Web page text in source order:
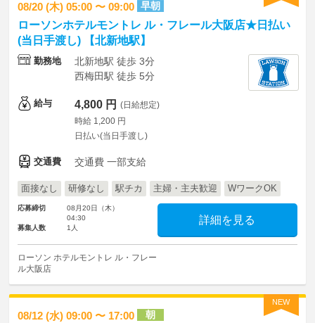
08/20 (木) 05:00 〜 09:00 早朝
ローソンホテルモントレ ル・フレール大阪店★日払い
(当日手渡し) 【北新地駅】
勤務地
北新地駅 徒歩 3分
西梅田駅 徒歩 5分
給与 4,800 円 (日給想定)
時給 1,200 円
日払い(当日手渡し)
交通費 交通費 一部支給
面接なし 研修なし 駅チカ 主婦・主夫歓迎 WワークOK
応募締切
08月20日（木）
04:30
募集人数
1人
詳細を見る
ローソン ホテルモントレ ル・フレー
ル大阪店
NEW
08/12 (水) 09:00 〜 17:00 朝